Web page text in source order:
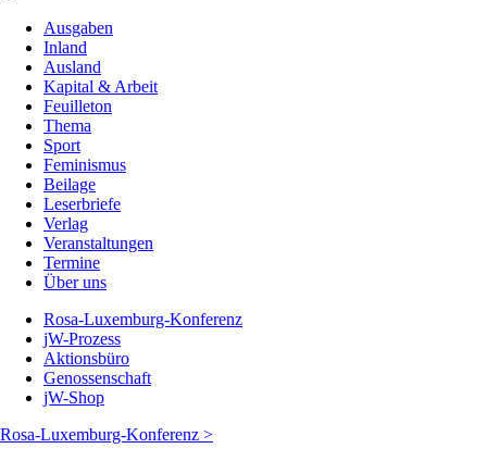
Ausgaben
Inland
Ausland
Kapital & Arbeit
Feuilleton
Thema
Sport
Feminismus
Beilage
Leserbriefe
Verlag
Veranstaltungen
Termine
Über uns
Rosa-Luxemburg-Konferenz
jW-Prozess
Aktionsbüro
Genossenschaft
jW-Shop
Rosa-Luxemburg-Konferenz >